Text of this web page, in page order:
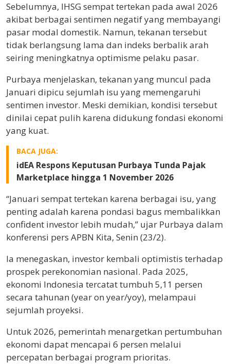
Sebelumnya, IHSG sempat tertekan pada awal 2026
akibat berbagai sentimen negatif yang membayangi
pasar modal domestik. Namun, tekanan tersebut
tidak berlangsung lama dan indeks berbalik arah
seiring meningkatnya optimisme pelaku pasar.
Purbaya menjelaskan, tekanan yang muncul pada
Januari dipicu sejumlah isu yang memengaruhi
sentimen investor. Meski demikian, kondisi tersebut
dinilai cepat pulih karena didukung fondasi ekonomi
yang kuat.
BACA JUGA:
idEA Respons Keputusan Purbaya Tunda Pajak
Marketplace hingga 1 November 2026
“Januari sempat tertekan karena berbagai isu, yang
penting adalah karena pondasi bagus membalikkan
confident investor lebih mudah,” ujar Purbaya dalam
konferensi pers APBN Kita, Senin (23/2).
Ia menegaskan, investor kembali optimistis terhadap
prospek perekonomian nasional. Pada 2025,
ekonomi Indonesia tercatat tumbuh 5,11 persen
secara tahunan (year on year/yoy), melampaui
sejumlah proyeksi.
Untuk 2026, pemerintah menargetkan pertumbuhan
ekonomi dapat mencapai 6 persen melalui
percepatan berbagai program prioritas.